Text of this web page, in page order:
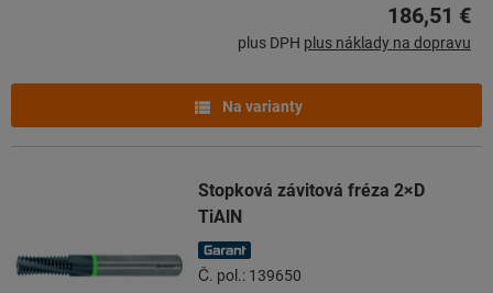
186,51 €
plus DPH plus náklady na dopravu
Na varianty
Stopková závitová fréza 2×D
TiAlN
Č. pol.: 139650